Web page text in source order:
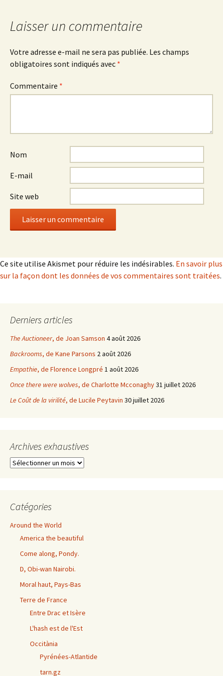
articles
Laisser un commentaire
Votre adresse e-mail ne sera pas publiée. Les champs
obligatoires sont indiqués avec *
Commentaire *
Nom
E-mail
Site web
Ce site utilise Akismet pour réduire les indésirables. En savoir plus
sur la façon dont les données de vos commentaires sont traitées.
Derniers articles
The Auctioneer, de Joan Samson 4 août 2026
Backrooms, de Kane Parsons 2 août 2026
Empathie, de Florence Longpré 1 août 2026
Once there were wolves, de Charlotte Mcconaghy31 juillet 2026
Le Coût de la virilité, de Lucile Peytavin 30 juillet 2026
Archives exhaustives
Archives
Catégories
Around the World
America the beautiful
Come along, Pondy.
D, Obi-wan Nairobi.
Moral haut, Pays-Bas
Terre de France
Entre Drac et Isère
L'hash est de l'Est
Occitània
Pyrénées-Atlantide
tarn.gz